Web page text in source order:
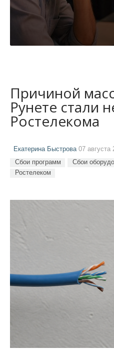
Причиной
Рунете стали
Ростелекома
Екатерина Быстрова07 августа
Сбои программ Сбои
Ростелеком